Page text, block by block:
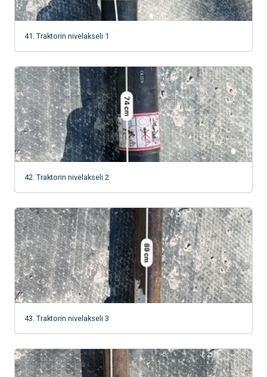
41. Traktorin nivelakseli 1
42. Traktorin nivelakseli 2
43. Traktorin nivelakseli 3